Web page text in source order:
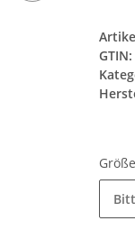
GTIN:
Größe